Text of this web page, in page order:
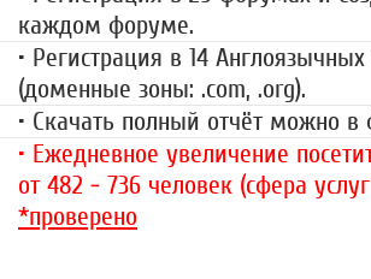
каждом форуме.
• Регистрация в 14
(доменные зоны: .com, .org).
• Скачать полный отчёт можно в
• Ежедневное увеличение
от 482 - 736 человек (сфера
*проверено